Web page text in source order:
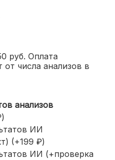
руб. Оплата
от числа анализов в
анализов
)
ИИ
(+199 ₽)
ИИ (+проверка